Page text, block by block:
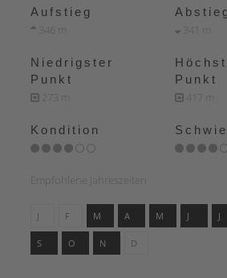
Aufstieg
346 m 341 m
Niedrigster
Punkt
273 m
Punkt
417 m
Kondition
Empfohlene Jahreszeiten
J F M A M J J
S O N D